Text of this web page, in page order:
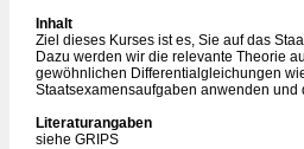
Inhalt
Ziel dieses Kurses ist es, Sie auf das
Dazu werden wir die relevante Theorie
gewöhnlichen Differentialgleichungen
Staatsexamensaufgaben anwenden
Literaturangaben
siehe GRIPS